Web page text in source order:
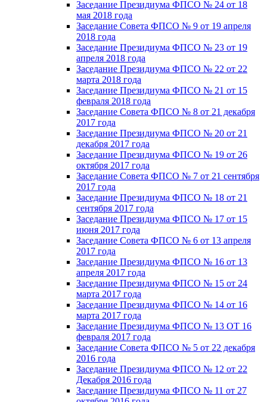
Заседание Президиума ФПСО № 24 от 18
мая 2018 года
Заседание Совета ФПСО № 9 от 19 апреля
2018 года
Заседание Президиума ФПСО № 23 от 19
апреля 2018 года
Заседание Президиума ФПСО № 22 от 22
марта 2018 года
Заседание Президиума ФПСО № 21 от 15
февраля 2018 года
Заседание Совета ФПСО № 8 от 21 декабря
2017 года
Заседание Президиума ФПСО № 20 от 21
декабря 2017 года
Заседание Президиума ФПСО № 19 от 26
октября 2017 года
Заседание Совета ФПСО № 7 от 21 сентября
2017 года
Заседание Президиума ФПСО № 18 от 21
сентября 2017 года
Заседание Президиума ФПСО № 17 от 15
июня 2017 года
Заседание Совета ФПСО № 6 от 13 апреля
2017 года
Заседание Президиума ФПСО № 16 от 13
апреля 2017 года
Заседание Президиума ФПСО № 15 от 24
марта 2017 года
Заседание Президиума ФПСО № 14 от 16
марта 2017 года
Заседание Президиума ФПСО № 13 ОТ 16
февраля 2017 года
Заседание Совета ФПСО № 5 от 22 декабря
2016 года
Заседание Президиума ФПСО № 12 от 22
Декабря 2016 года
Заседание Президиума ФПСО № 11 от 27